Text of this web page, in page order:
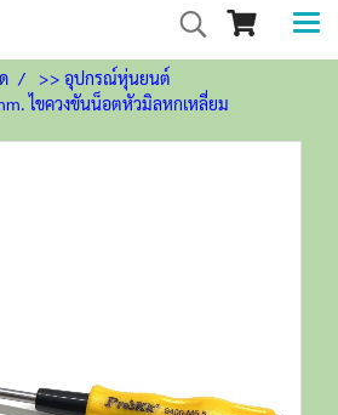
>> อุปกรณ์หุ่นยนต์
ไขควงขันน็อตหัวมิลหกเหลี่ยม